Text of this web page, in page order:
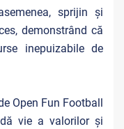
sprijin și
demonstrând că
inepuizabile de
Open Fun Football
vie a valorilor și